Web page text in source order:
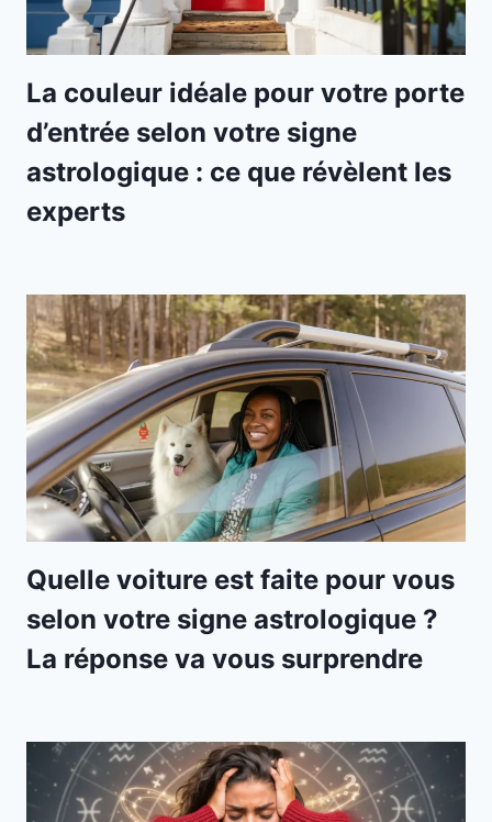
La couleur idéale pour votre porte
d’entrée selon votre signe
astrologique : ce que révèlent les
experts
Quelle voiture est faite pour vous
selon votre signe astrologique ?
La réponse va vous surprendre